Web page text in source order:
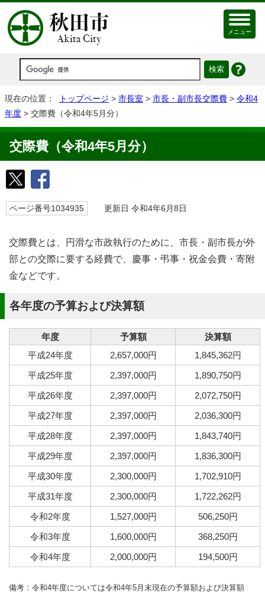
メニュー
現在の位置： トップページ > 市長室 > 市長・副市長交際費 > 令和4
年度 > 交際費（令和4年5月分）
交際費（令和4年5月分）
ページ番号1034935 更新日 令和4年6月8日
交際費とは、円滑な市政執行のために、市長・副市長が外
部との交際に要する経費で、慶事・弔事・祝金会費・寄附
金などです。
各年度の予算および決算額
年度 予算額
決算額
平成24年度
2,657,000円
1,845,362円
平成25年度
2,397,000円
1,890,750円
平成26年度
2,397,000円
2,072,750円
平成27年度
2,397,000円
2,036,300円
平成28年度
2,397,000円
1,843,740円
平成29年度
2,397,000円
1,836,300円
平成30年度
2,300,000円
1,702,910円
平成31年度
2,300,000円
1,722,262円
令和2年度
1,527,000円
506,250円
令和3年度
1,600,000円
368,250円
令和4年度
2,000,000円 194,500円
備考：令和4年度については令和4年5月末現在の予算額および決算額